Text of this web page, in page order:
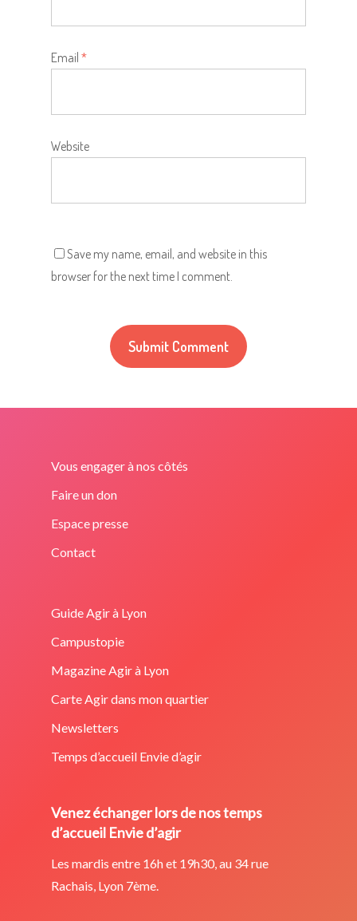
Email *
Website
Save my name, email, and website in this
browser for the next time I comment.
Vous engager à nos côtés
Faire un don
Espace presse
Contact
Guide Agir à Lyon
Campustopie
Magazine Agir à Lyon
Carte Agir dans mon quartier
Newsletters
Temps d’accueil Envie d’agir
Venez échanger lors de nos temps
d’accueil Envie d’agir
Les mardis entre 16h et 19h30, au 34 rue
Rachais, Lyon 7ème.